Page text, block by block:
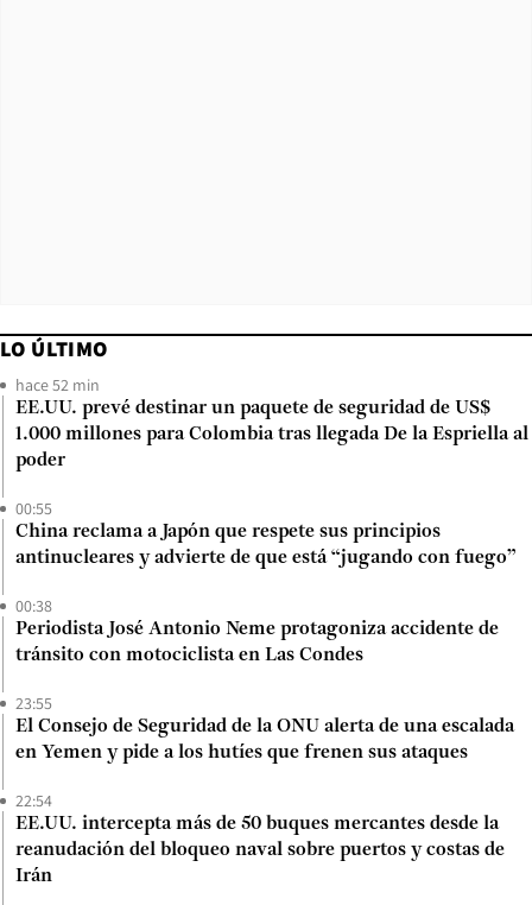
LO ÚLTIMO
hace 52 min
EE.UU. prevé destinar un paquete de seguridad de US$
1.000 millones para Colombia tras llegada De la Espriella al
poder
00:55
China reclama a Japón que respete sus principios
antinucleares y advierte de que está “jugando con fuego”
00:38
Periodista José Antonio Neme protagoniza accidente de
tránsito con motociclista en Las Condes
23:55
El Consejo de Seguridad de la ONU alerta de una escalada
en Yemen y pide a los hutíes que frenen sus ataques
22:54
EE.UU. intercepta más de 50 buques mercantes desde la
reanudación del bloqueo naval sobre puertos y costas de
Irán